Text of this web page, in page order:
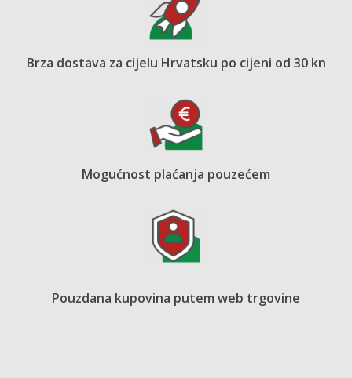
Brza dostava za cijelu Hrvatsku po cijeni od 30 kn
Mogućnost plaćanja pouzećem
Pouzdana kupovina putem web trgovine